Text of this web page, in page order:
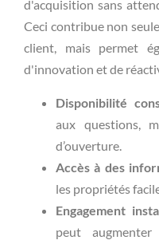
d'acquisition sans
Ceci contribue non
client, mais permet
d'innovation et de
Disponibilité
aux questions,
d’ouverture.
Accès à des
les propriétés
Engagement
peut